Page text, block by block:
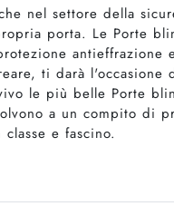
nel settore della
porta. Le Porte
ti darà
le più belle Porte
a un compito di
e fascino.